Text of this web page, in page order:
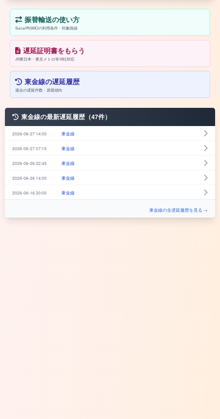
振替輸送の使い方
Suica/PASMOの利用条件・対象路線
遅延証明書をもらう
JR東日本・東京メトロ等18社対応
東金線の遅延履歴
過去の遅延件数・原因傾向
東金線の最新遅延履歴（47件）
2026-06-27 14:00 東金線
2026-06-27 07:15 東金線
2026-06-26 22:45 東金線
2026-06-26 14:00 東金線
2026-06-16 20:00 東金線
東金線の全遅延履歴を見る →